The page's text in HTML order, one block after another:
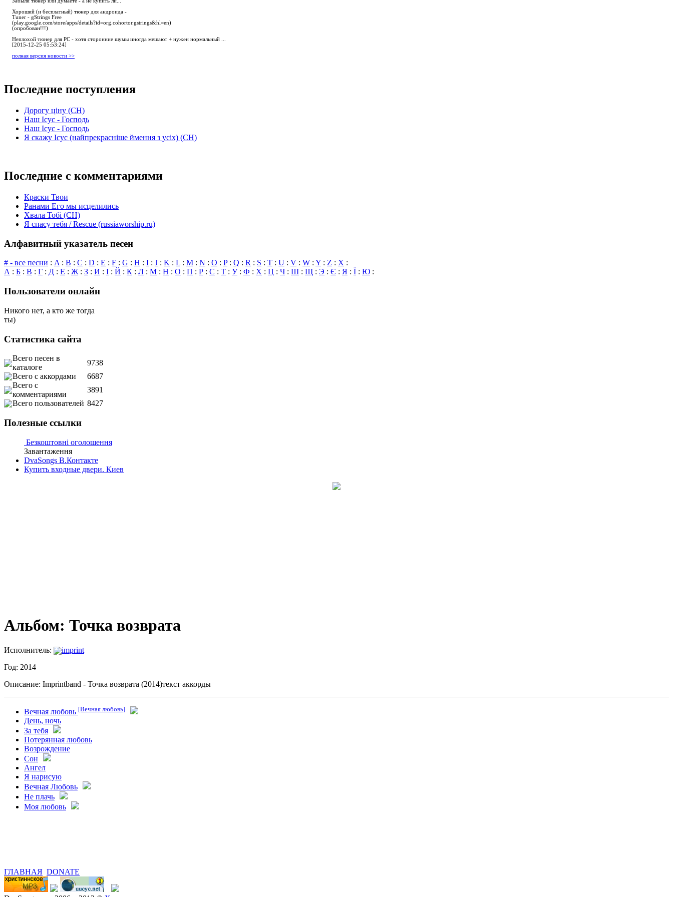
Хороший (и бесплатный) тюнер для андроида -
Tuner - gStrings Free
(play.google.com/store/apps/details?id=org.cohortor.gstrings&hl=en)
(опробован!!!)
Неплохой тюнер для РС - хотя сторонние шумы иногда мешают + нужен нормальный ...
[2015-12-25 05:53:24]
полная версия новости >>
Последние поступления
Дорогу ціну (СН)
Наш Ісус - Господь
Наш Ісус - Господь
Я скажу Ісус (найпрекрасніше ймення з усіх) (СН)
Последние с комментариями
Краски Твои
Ранами Его мы исцелились
Хвала Тобі (СН)
Я спасу тебя / Rescue (russiaworship.ru)
Алфавитный указатель песен
# - все песни : A : B : C : D : E : F : G : H : I : J : K : L : M : N : O : P: Q : R : S : T : U : V : W : Y : Z : X :
А : Б : В : Г : Д : Е : Ж : З : И : І : Й : К : Л : М : Н : О : П : Р : С : Т : У: Ф : Х : Ц : Ч : Ш : Щ : Э : Є : Я : Ї : Ю :
Пользователи онлайн
Никого нет, а кто же тогда
ты)
Статистика сайта
Всего песен в
каталоге
9738
Всего с аккордами
6687
Всего с
комментариями
3891
Всего пользователей 8427
Полезные ссылки
Безкоштовні оголошення
Завантаження
DvaSongs В.Контакте
Купить входные двери. Киев
Альбом: Точка возврата
Исполнитель: imprint
Год: 2014
Описание: Imprintband - Точка возврата (2014)текст аккорды
Вечная любовь [Вечная любовь]
День, ночь
За тебя
Потерянная любовь
Возрождение
Сон
Ангел
Я нарисую
Вечная Любовь
Не плачь
Моя любовь
ГЛАВНАЯ DONATE